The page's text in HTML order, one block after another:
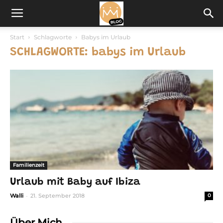
Start Schlagworte Babys im Urlaub
SCHLAGWORTE: babys im Urlaub
Familienzeit
Urlaub mit Baby auf Ibiza
Walli - 21. September 2018 0